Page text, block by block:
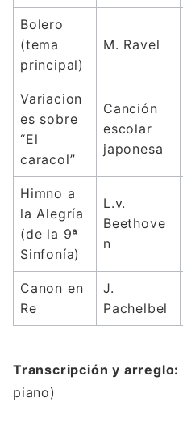
Bolero
(tema
principal)
M. Ravel
Variacion
es sobre
“El
caracol”
Canción
escolar
japonesa
Himno a
la Alegría
(de la 9ª
Sinfonía)
L.v.
Beethove
n
Canon en
Re
J.
Pachelbel
Transcripción y arreglo:
piano)